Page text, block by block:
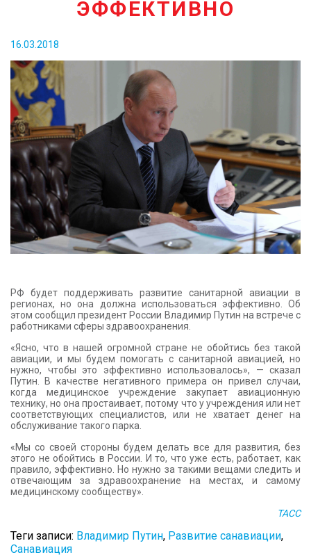
КОНТАКТЫЭФФЕКТИВНО
16.03.2018
РФ будет поддерживать развитие санитарной авиации в
регионах, но она должна использоваться эффективно. Об
этом сообщил президент России Владимир Путин на встрече с
работниками сферы здравоохранения.
«Ясно, что в нашей огромной стране не обойтись без такой
авиации, и мы будем помогать с санитарной авиацией, но
нужно, чтобы это эффективно использовалось», — сказал
Путин. В качестве негативного примера он привел случаи,
когда медицинское учреждение закупает авиационную
технику, но она простаивает, потому что у учреждения или нет
соответствующих специалистов, или не хватает денег на
обслуживание такого парка.
«Мы со своей стороны будем делать все для развития, без
этого не обойтись в России. И то, что уже есть, работает, как
правило, эффективно. Но нужно за такими вещами следить и
отвечающим за здравоохранение на местах, и самому
медицинскому сообществу».
ТАСС
Теги записи: Владимир Путин, Развитие санавиации,
Санавиация